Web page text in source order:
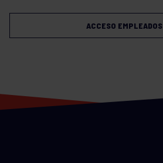
ACCESO EMPLEADOS